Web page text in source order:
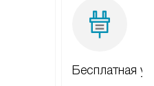
Бесплатная